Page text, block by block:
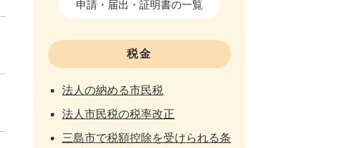
申請・届出・証明書の一覧
税金
法人の納める市民税
法人市民税の税率改正
三島市で税額控除を受けられる条